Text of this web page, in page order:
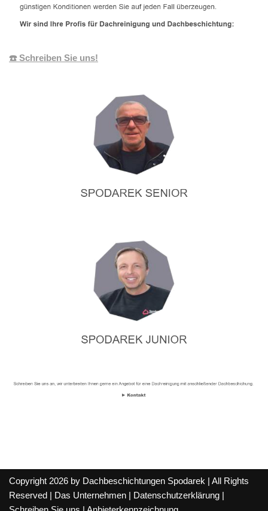
☎️ Schreiben Sie uns!
Copyright 2026 by Dachbeschichtungen Spodarek | All Rights
Reserved |
Das Unternehmen Datenschutzerklärung